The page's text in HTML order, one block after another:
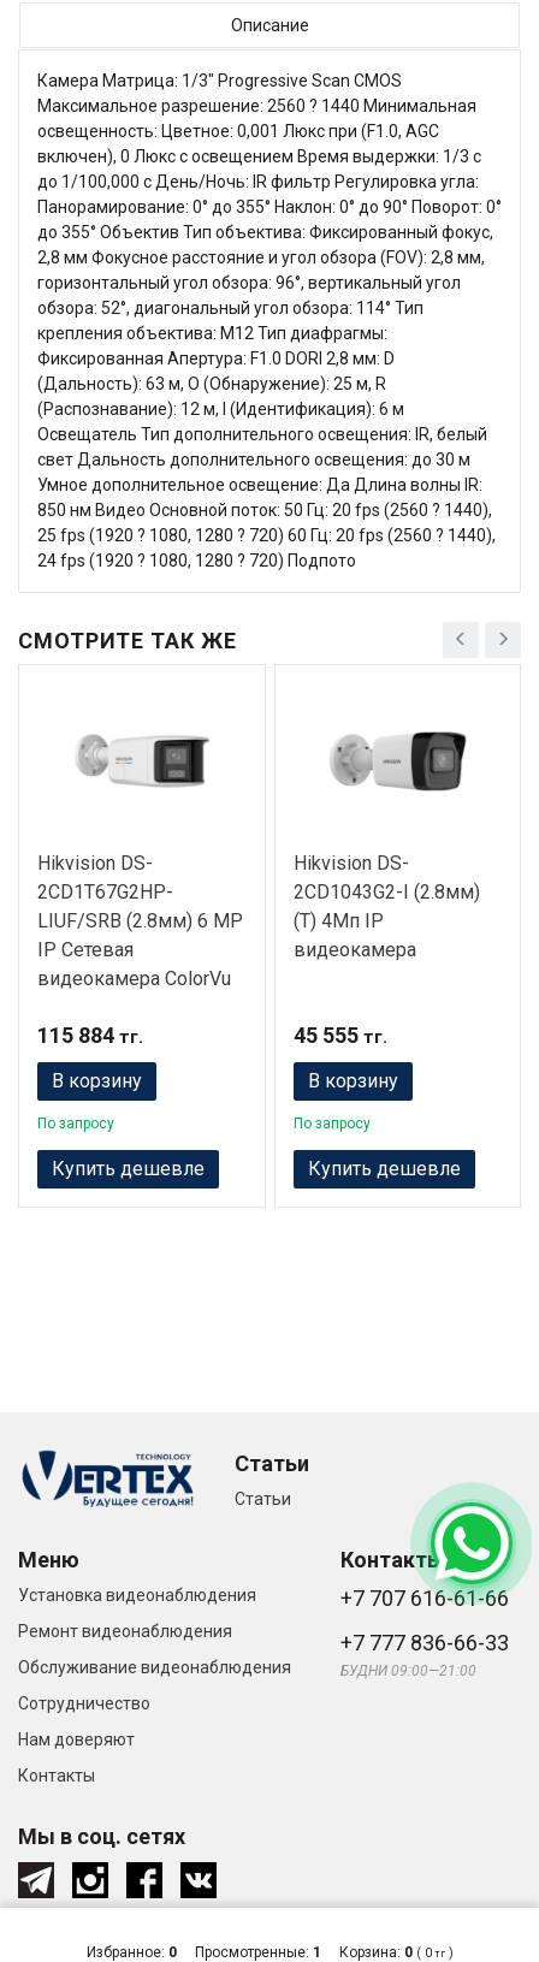
Избранное: 0 Просмотренные: 1 Корзина: 0 ( 0тг)
Описание
Камера Матрица: 1/3" Progressive Scan CMOS
Максимальное разрешение: 2560 ? 1440 Минимальная
освещенность: Цветное: 0,001 Люкс при (F1.0, AGC
включен), 0 Люкс с освещением Время выдержки: 1/3 с
до 1/100,000 с День/Ночь: IR фильтр Регулировка угла:
Панорамирование: 0° до 355° Наклон: 0° до 90° Поворот: 0°
до 355° Объектив Тип объектива: Фиксированный фокус,
2,8 мм Фокусное расстояние и угол обзора (FOV): 2,8 мм,
горизонтальный угол обзора: 96°, вертикальный угол
обзора: 52°, диагональный угол обзора: 114° Тип
крепления объектива: M12 Тип диафрагмы:
Фиксированная Апертура: F1.0 DORI 2,8 мм: D
(Дальность): 63 м, O (Обнаружение): 25 м, R
(Распознавание): 12 м, I (Идентификация): 6 м
Освещатель Тип дополнительного освещения: IR, белый
свет Дальность дополнительного освещения: до 30 м
Умное дополнительное освещение: Да Длина волны IR:
850 нм Видео Основной поток: 50 Гц: 20 fps (2560 ? 1440),
25 fps (1920 ? 1080, 1280 ? 720) 60 Гц: 20 fps (2560 ? 1440),
24 fps (1920 ? 1080, 1280 ? 720) Подпото
СМОТРИТЕ ТАК ЖЕ
Hikvision DS-
2CD1T67G2HP-
LIUF/SRB (2.8мм) 6 MP
IP Сетевая
видеокамера ColorVu
115 884 тг.
В корзину
По запросу
Купить дешевле
Hikvision DS-
2CD1043G2-I (2.8мм)
(T) 4Мп IP
видеокамера
45 555тг.
В корзину
По запросу
Купить дешевле
Статьи
Статьи
Меню
Установка видеонаблюдения
Ремонт видеонаблюдения
Обслуживание видеонаблюдения
Сотрудничество
Нам доверяют
Контакты
Контакты
+7 707 616-61-66
+7 777 836-66-33
БУДНИ 09:00—21:00
Мы в соц. сетях